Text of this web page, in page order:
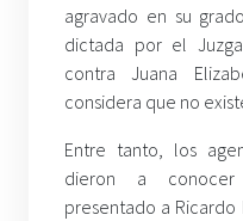
agravado en su
dictada por el
contra Juana
considera que no
Entre tanto, los
dieron a
presentado a Ricardo